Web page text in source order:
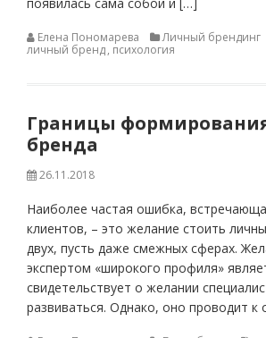
Елена Пономарева Личный брендинг
личный бренд, психология
Границы
бренда
26.11.2018
Наиболее частая ошибка,
клиентов, – это желание стоить
двух, пусть даже смежных сферах.
экспертом «широкого профиля»
свидетельствует о желании
развиваться. Однако, оно проводит к